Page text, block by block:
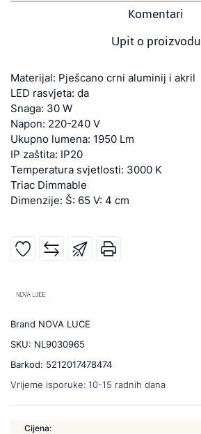
Komentari
Upit o proizvodu
Materijal: Pješcano crni aluminij i akril
LED rasvjeta: da
Snaga: 30 W
Napon: 220-240 V
Ukupno lumena: 1950 Lm
IP zaštita: IP20
Temperatura svjetlosti: 3000 K
Triac Dimmable
Dimenzije: Š: 65 V: 4 cm
Brand NOVA LUCE
SKU: NL9030965
Barkod: 5212017478474
Vrijeme isporuke: 10-15 radnih dana
Cijena: